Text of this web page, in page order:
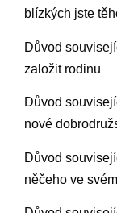
blízkých jste
Důvod
založit rodinu
Důvod
nové
Důvod
něčeho ve